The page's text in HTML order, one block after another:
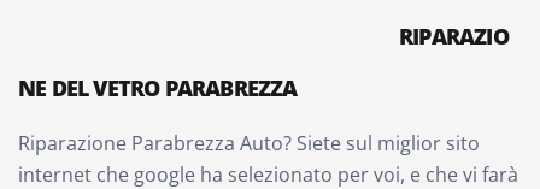
RIPARAZIO
NE DEL VETRO PARABREZZA
Riparazione Parabrezza Auto? Siete sul miglior sito
internet che google ha selezionato per voi, e che vi farà